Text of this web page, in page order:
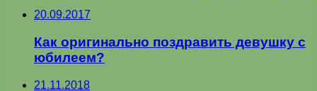
20.09.2017
Как оригинально поздравить девушку с
юбилеем?
21.11.2018